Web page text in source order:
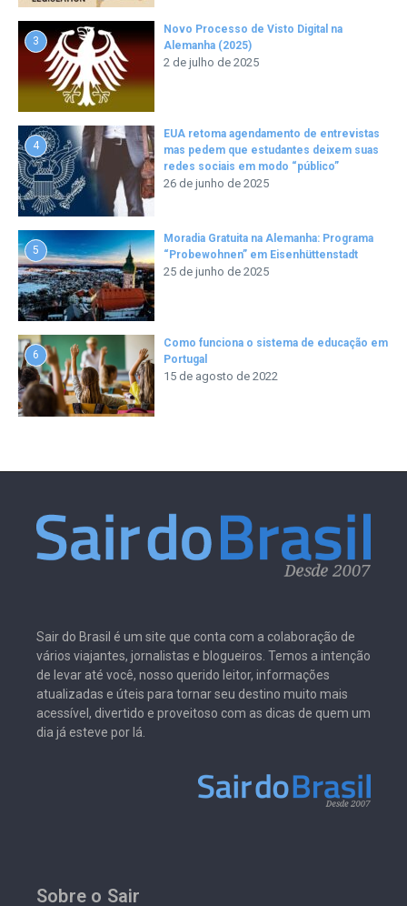
3
Novo Processo de Visto Digital na
Alemanha (2025)
2 de julho de 2025
4
EUA retoma agendamento de entrevistas
mas pedem que estudantes deixem suas
redes sociais em modo “público”
26 de junho de 2025
5
Moradia Gratuita na Alemanha: Programa
“Probewohnen” em Eisenhüttenstadt
25 de junho de 2025
6
Como funciona o sistema de educação em
Portugal
15 de agosto de 2022
Sair do Brasil é um site que conta com a colaboração de
vários viajantes, jornalistas e blogueiros. Temos a intenção
de levar até você, nosso querido leitor, informações
atualizadas e úteis para tornar seu destino muito mais
acessível, divertido e proveitoso com as dicas de quem um
dia já esteve por lá.
Sobre o Sair